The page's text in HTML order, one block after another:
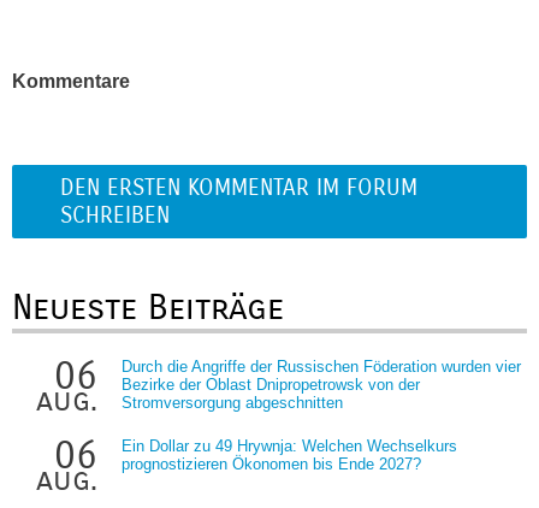
Kommentare
DEN ERSTEN KOMMENTAR IM FORUM
SCHREIBEN
Neueste Beiträge
06
aug.
Durch die Angriffe der Russischen Föderation wurden vier
Bezirke der Oblast Dnipropetrowsk von der
Stromversorgung abgeschnitten
06
aug.
Ein Dollar zu 49 Hrywnja: Welchen Wechselkurs
prognostizieren Ökonomen bis Ende 2027?